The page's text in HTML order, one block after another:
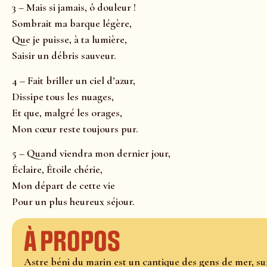
3 – Mais si jamais, ô douleur !
Sombrait ma barque légère,
Que je puisse, à ta lumière,
Saisir un débris sauveur.
4 – Fait briller un ciel d’azur,
Dissipe tous les nuages,
Et que, malgré les orages,
Mon cœur reste toujours pur.
5 – Quand viendra mon dernier jour,
Éclaire, Étoile chérie,
Mon départ de cette vie
Pour un plus heureux séjour.
À propos
Astre béni du marin est un cantique des gens de mer,